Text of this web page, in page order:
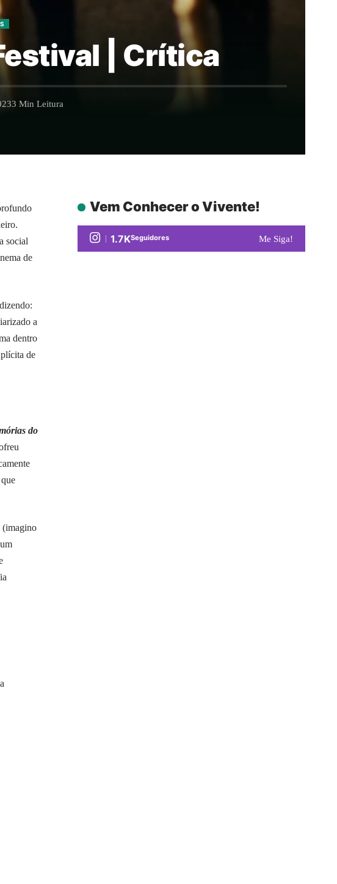
| Crítica
3 Min Leitura
social
de
a
dentro
de
do
(imagino
Vem Conhecer o Vivente!
1.7KSeguidores Me Siga!